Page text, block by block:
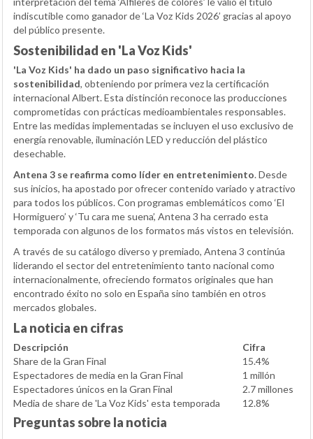
indiscutible como ganador de ‘La Voz Kids 2026’ gracias al apoyo
del público presente.
Sostenibilidad en 'La Voz Kids'
'La Voz Kids' ha dado un paso significativo hacia la
sostenibilidad, obteniendo por primera vez la certificación
internacional Albert. Esta distinción reconoce las producciones
comprometidas con prácticas medioambientales responsables.
Entre las medidas implementadas se incluyen el uso exclusivo de
energía renovable, iluminación LED y reducción del plástico
desechable.
Antena 3 se reafirma como líder en entretenimiento. Desde
sus inicios, ha apostado por ofrecer contenido variado y atractivo
para todos los públicos. Con programas emblemáticos como ‘El
Hormiguero’ y ‘Tu cara me suena’, Antena 3 ha cerrado esta
temporada con algunos de los formatos más vistos en televisión.
A través de su catálogo diverso y premiado, Antena 3 continúa
liderando el sector del entretenimiento tanto nacional como
internacionalmente, ofreciendo formatos originales que han
encontrado éxito no solo en España sino también en otros
mercados globales.
La noticia en cifras
Descripción
Cifra
Share de la Gran Final
15.4%
Espectadores de media en la Gran Final
1 millón
Espectadores únicos en la Gran Final
2.7 millones
Media de share de 'La Voz Kids' esta temporada
12.8%
Preguntas sobre la noticia